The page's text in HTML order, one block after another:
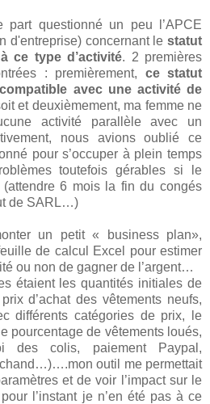
part questionné un peu l’APCE
d'entreprise) concernant le statut
ce type d’activité. 2 premières
: premièrement, ce statut
avec une activité de
et deuxièmement, ma femme ne
activité parallèle avec un
nous avions oublié ce
pour s’occuper à plein temps
toutefois gérables si le
(attendre 6 mois la fin du congés
de SARL…)
un petit « business plan»,
de calcul Excel pour estimer
ou non de gagner de l’argent…
étaient les quantités initiales de
d’achat des vêtements neufs,
différents catégories de prix, le
pourcentage de vêtements loués,
des colis, paiement Paypal,
outil me permettait
et de voir l’impact sur le
l’instant je n’en été pas à ce